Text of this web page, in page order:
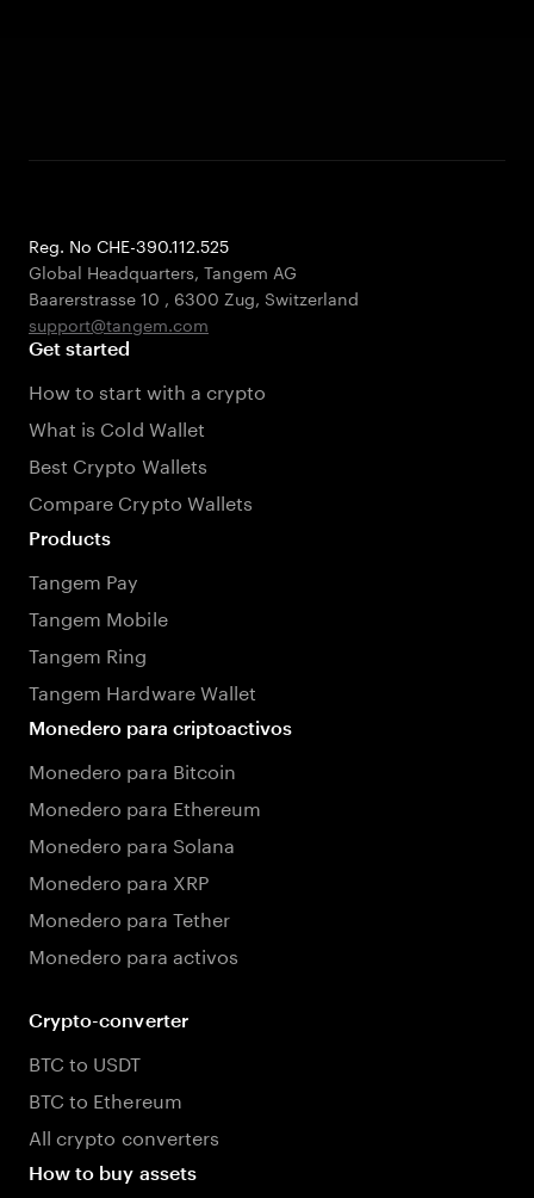
Reg. No CHE-390.112.525
Global Headquarters, Tangem AG
Baarerstrasse 10 , 6300 Zug, Switzerland
support@tangem.com
Get started
How to start with a crypto
What is Cold Wallet
Best Crypto Wallets
Compare Crypto Wallets
Products
Tangem Pay
Tangem Mobile
Tangem Ring
Tangem Hardware Wallet
Monedero para criptoactivos
Monedero para Bitcoin
Monedero para Ethereum
Monedero para Solana
Monedero para XRP
Monedero para Tether
Monedero para activos
Crypto-converter
BTC to USDT
BTC to Ethereum
All crypto converters
How to buy assets